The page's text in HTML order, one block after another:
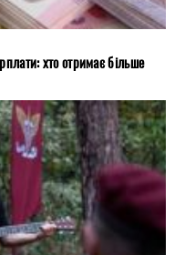
хто отримає більше